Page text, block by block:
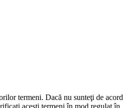
termeni. Dacă nu sunteţi de acord
aceşti termeni în mod regulat în